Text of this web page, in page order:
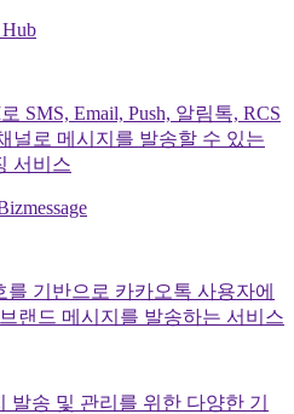
SMS, Email, Push, 알림톡, RCS
널로 메시지를 발송할 수 있는
서비스
를 기반으로 카카오톡 사용자에
랜드 메시지를 발송하는 서비스
발송 및 관리를 위한 다양한 기